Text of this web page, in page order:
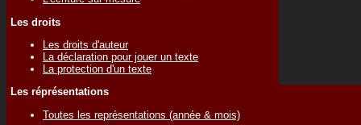
Les droits
Les droits d'auteur
La déclaration pour jouer un texte
La protection d'un texte
Les réprésentations
Toutes les représentations (année & mois)